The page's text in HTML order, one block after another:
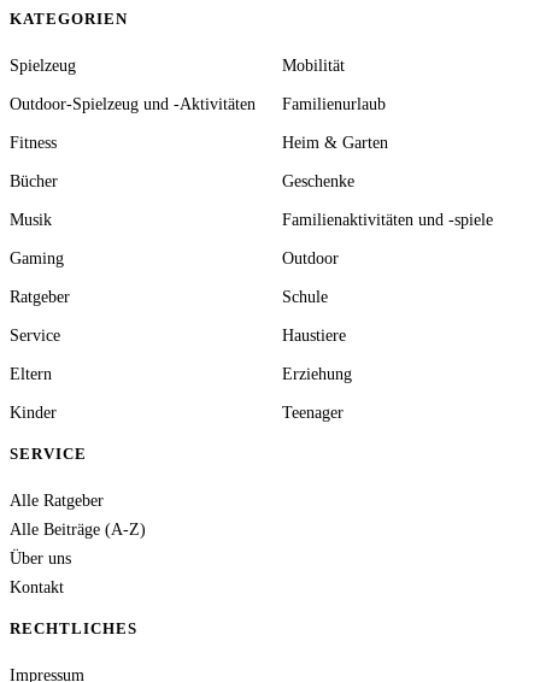
KATEGORIEN
Spielzeug Mobilität
Outdoor-Spielzeug und -Aktivitäten Familienurlaub
Fitness Heim & Garten
Bücher Geschenke
Musik Familienaktivitäten und -spiele
Gaming Outdoor
Ratgeber Schule
Service Haustiere
Eltern Erziehung
Kinder Teenager
SERVICE
Alle Ratgeber
Alle Beiträge (A-Z)
Über uns
Kontakt
RECHTLICHES
Impressum